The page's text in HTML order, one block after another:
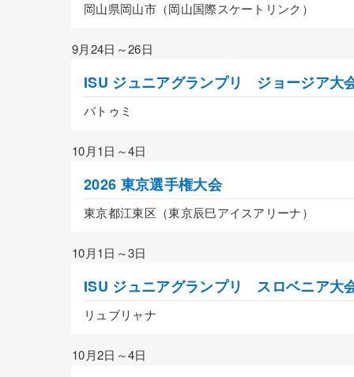
岡山県岡山市（岡山国際スケートリンク）
9月24日～26日
ISU ジュニアグランプリ ジョージア大
バトゥミ
10月1日～4日
2026 東京選手権大会
東京都江東区（東京辰巳アイスアリーナ）
10月1日～3日
ISU ジュニアグランプリ スロベニア大
リュブリャナ
10月2日～4日